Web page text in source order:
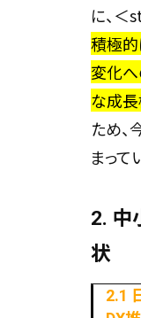
に、
積極的
変化
な成
ため
まって
2. 中
状
2.1